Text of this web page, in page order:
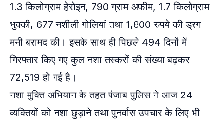
1.3 किलोग्राम हेरोइन, 790 ग्राम अफीम, 1.7 किलोग्राम
भुक्की, 677 नशीली गोलियां तथा 1,800 रुपये की ड्रग
मनी बरामद की। इसके साथ ही पिछले 494 दिनों में
गिरफ्तार किए गए कुल नशा तस्करों की संख्या बढ़कर
72,519 हो गई है।
नशा मुक्ति अभियान के तहत पंजाब पुलिस ने आज 24
व्यक्तियों को नशा छुड़ाने तथा पुनर्वास उपचार के लिए भी